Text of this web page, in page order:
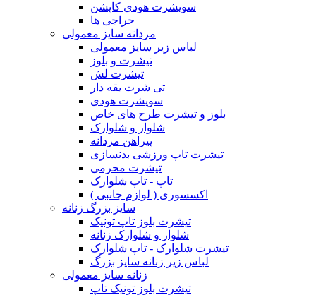
سویشرت هودی کاپشن
حراجی ها
مردانه سایز معمولی
لباس زیر سایز معمولی
تیشرت و بلوز
تیشرت لش
تی شرت یقه دار
سویشرت هودی
بلوز و تیشرت طرح های خاص
شلوار و شلوارک
پیراهن مردانه
تیشرت تاپ ورزشی بدنسازی
تیشرت محرمی
تاپ - تاپ شلوارک
اکسسوری ( لوازم جانبی )
سایز بزرگ زنانه
تیشرت بلوز تاپ تونیک
شلوار و شلوارک زنانه
تیشرت شلوارک - تاپ شلوارک
لباس زیر زنانه سایز بزرگ
زنانه سایز معمولی
تیشرت بلوز تونیک تاپ